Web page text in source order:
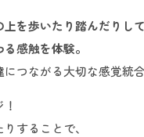
を歩いたり踏んだりして
感触を体験。
につながる大切な感覚統
することで、